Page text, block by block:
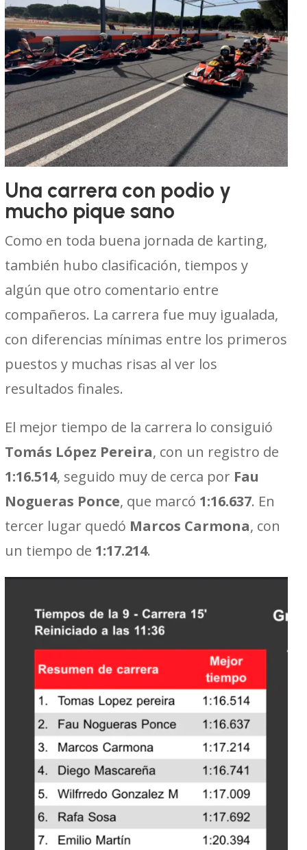
Una carrera con podio y
mucho pique sano
Como en toda buena jornada de karting,
también hubo clasificación, tiempos y
algún que otro comentario entre
compañeros. La carrera fue muy igualada,
con diferencias mínimas entre los primeros
puestos y muchas risas al ver los
resultados finales.
El mejor tiempo de la carrera lo consiguió
Tomás López Pereira, con un registro de
1:16.514, seguido muy de cerca por Fau
Nogueras Ponce, que marcó 1:16.637. En
tercer lugar quedó Marcos Carmona, con
un tiempo de 1:17.214.